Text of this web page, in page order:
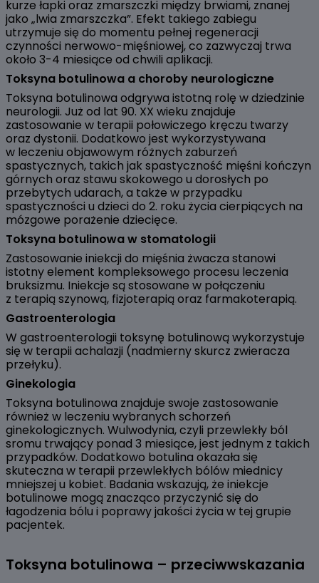
kurze łapki oraz zmarszczki między brwiami, znanej
jako „lwia zmarszczka”. Efekt takiego zabiegu
utrzymuje się do momentu pełnej regeneracji
czynności nerwowo-mięśniowej, co zazwyczaj trwa
około 3-4 miesiące od chwili aplikacji.
Toksyna botulinowa a choroby neurologiczne
Toksyna botulinowa odgrywa istotną rolę w dziedzinie
neurologii. Już od lat 90. XX wieku znajduje
zastosowanie w terapii połowiczego kręczu twarzy
oraz dystonii. Dodatkowo jest wykorzystywana
w leczeniu objawowym różnych zaburzeń
spastycznych, takich jak spastyczność mięśni kończyn
górnych oraz stawu skokowego u dorosłych po
przebytych udarach, a także w przypadku
spastyczności u dzieci do 2. roku życia cierpiących na
mózgowe porażenie dziecięce.
Toksyna botulinowa w stomatologii
Zastosowanie iniekcji do mięśnia żwacza stanowi
istotny element kompleksowego procesu leczenia
bruksizmu. Iniekcje są stosowane w połączeniu
z terapią szynową, fizjoterapią oraz farmakoterapią.
Gastroenterologia
W gastroenterologii toksynę botulinową wykorzystuje
się w terapii achalazji (nadmierny skurcz zwieracza
przełyku).
Ginekologia
Toksyna botulinowa znajduje swoje zastosowanie
również w leczeniu wybranych schorzeń
ginekologicznych. Wulwodynia, czyli przewlekły ból
sromu trwający ponad 3 miesiące, jest jednym z takich
przypadków. Dodatkowo botulina okazała się
skuteczna w terapii przewlekłych bólów miednicy
mniejszej u kobiet. Badania wskazują, że iniekcje
botulinowe mogą znacząco przyczynić się do
łagodzenia bólu i poprawy jakości życia w tej grupie
pacjentek.
Toksyna botulinowa – przeciwwskazania